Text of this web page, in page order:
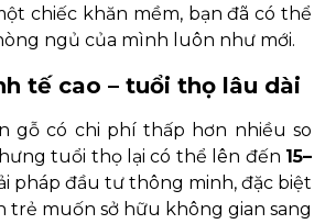
chiếc khăn mềm, bạn đã có thể
ngủ của mình luôn như mới.
tế cao – tuổi thọ lâu dài
gỗ có chi phí thấp hơn nhiều so
tuổi thọ lại có thể lên đến 15–
pháp đầu tư thông minh, đặc biệt
trẻ muốn sở hữu không gian sang